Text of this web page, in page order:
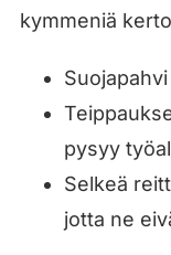
kymmeniä
pysyy
Selkeä
jotta ne